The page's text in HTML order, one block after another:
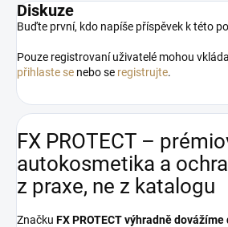
Diskuze
Buďte první, kdo napíše příspěvek k této
Pouze registrovaní uživatelé mohou
přihlaste se nebo se registrujte.
FX PROTECT –
autokosmetika a
z praxe, ne z katalogu
Značku FX PROTECTvýhradně dovážíme